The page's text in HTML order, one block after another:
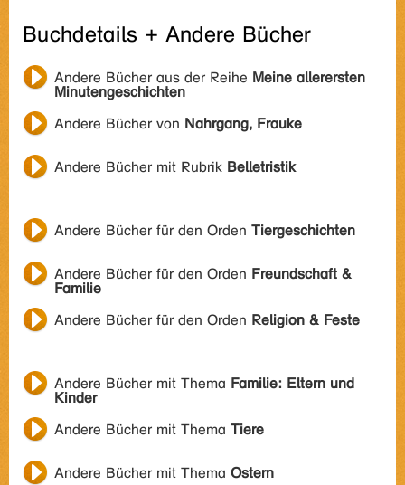
Buchdetails + Andere Bücher
Andere Bücher aus der Reihe Meine allerersten
Minutengeschichten
Andere Bücher von Nahrgang, Frauke
Andere Bücher mit Rubrik Belletristik
Andere Bücher für den Orden Tiergeschichten
Andere Bücher für den Orden Freundschaft &
Familie
Andere Bücher für den Orden Religion & Feste
Andere Bücher mit Thema Familie: Eltern und
Kinder
Andere Bücher mit Thema Tiere
Andere Bücher mit Thema Ostern